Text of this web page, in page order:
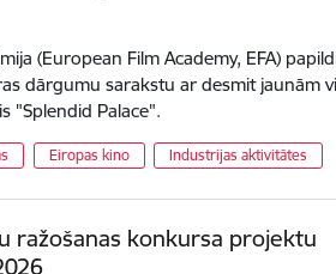
(European Film Academy, EFA)
dārgumu sarakstu ar desmit jaunām
"Splendid Palace".
Eiropas kino Industrijas aktivitātes
ražošanas konkursa projektu